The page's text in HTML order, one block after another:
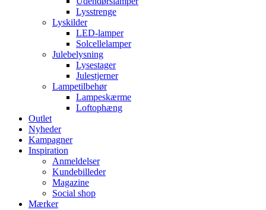
Lysstrenge
Lyskilder
LED-lamper
Solcellelamper
Julebelysning
Lysestager
Julestjerner
Lampetilbehør
Lampeskærme
Loftophæng
Outlet
Nyheder
Kampagner
Inspiration
Anmeldelser
Kundebilleder
Magazine
Social shop
Mærker